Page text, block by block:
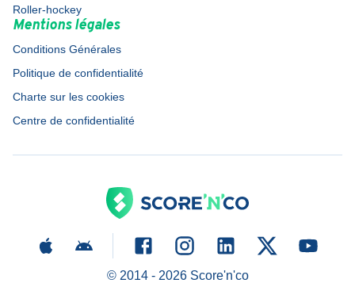
Roller-hockey
Mentions légales
Conditions Générales
Politique de confidentialité
Charte sur les cookies
Centre de confidentialité
© 2014 - 2026Score'n'co